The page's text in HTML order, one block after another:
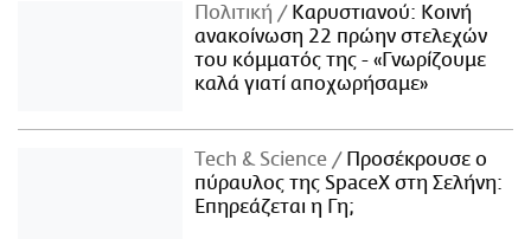
Πολιτική
Καρυστιανού: Κοινή
ανακοίνωση 22 πρώην στελεχών
του κόμματός της - «Γνωρίζουμε
καλά γιατί αποχωρήσαμε»
Τech & Science
Προσέκρουσε ο
πύραυλος της SpaceX στη Σελήνη:
Επηρεάζεται η Γη;